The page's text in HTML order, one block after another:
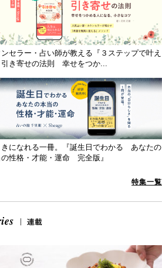
セラー・占い師が教える『３ステップで叶え
き寄せの法則 幸せをつか...
きになれる一冊。『誕生日でわかる あなたの
性格・才能・運命 完全版』
特集一覧